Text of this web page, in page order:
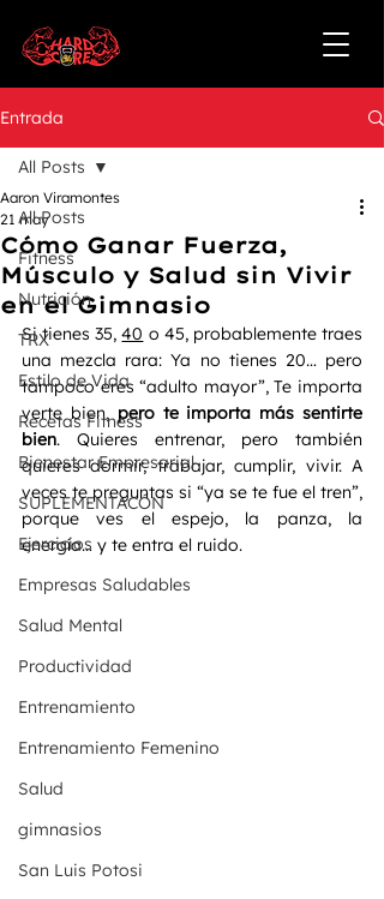
Entrada
All Posts
Fitness
Nutrición
TRX
Estilo de Vida
Recetas Fitness
Bienestar Empresarial
SUPLEMENTACÓN
Ejercicios
Empresas Saludables
Salud Mental
Productividad
Entrenamiento
Entrenamiento Femenino
Salud
gimnasios
San Luis Potosi
All Posts
Cómo Ganar Fuerza,
Músculo y Salud sin Vivir
en el Gimnasio
Aaron Viramontes
21 may
Si tienes 35, 40 o 45, probablemente traes
una mezcla rara: Ya no tienes 20… pero
tampoco eres “adulto mayor”, Te importa
verte bien, pero te importa más sentirte
bien. Quieres entrenar, pero también
quieres dormir, trabajar, cumplir, vivir. A
veces te preguntas si “ya se te fue el tren”,
porque ves el espejo, la panza, la
energía… y te entra el ruido.